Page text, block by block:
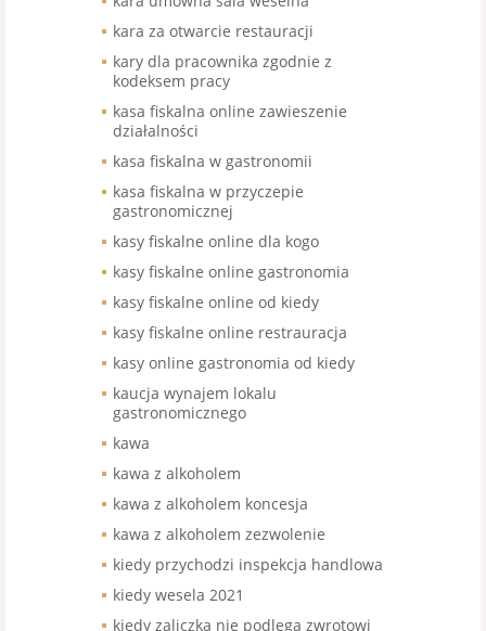
kara za otwarcie restauracji
kary dla pracownika zgodnie z
kodeksem pracy
kasa fiskalna online zawieszenie
działalności
kasa fiskalna w gastronomii
kasa fiskalna w przyczepie
gastronomicznej
kasy fiskalne online dla kogo
kasy fiskalne online gastronomia
kasy fiskalne online od kiedy
kasy fiskalne online restrauracja
kasy online gastronomia od kiedy
kaucja wynajem lokalu
gastronomicznego
kawa
kawa z alkoholem
kawa z alkoholem koncesja
kawa z alkoholem zezwolenie
kiedy przychodzi inspekcja handlowa
kiedy wesela 2021
kiedy zaliczka nie podlega zwrotowi